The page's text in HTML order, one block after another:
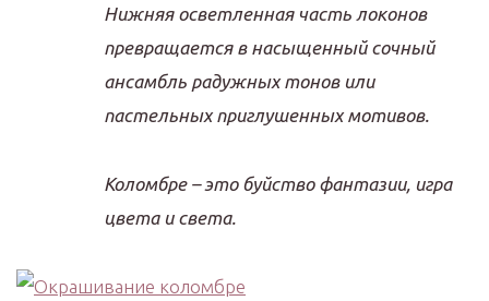
Нижняя осветленная часть локонов
превращается в насыщенный сочный
ансамбль радужных тонов или
пастельных приглушенных мотивов.
Коломбре – это буйство фантазии, игра
цвета и света.